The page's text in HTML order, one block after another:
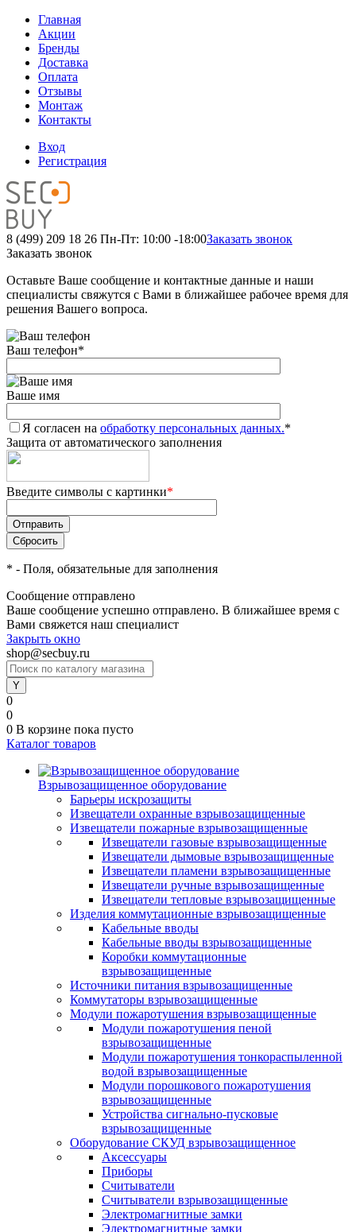
Главная
Акции
Бренды
Доставка
Оплата
Отзывы
Монтаж
Контакты
Вход
Регистрация
8 (499) 209 18 26 Пн-Пт: 10:00 -18:00Заказать звонок
Заказать звонок
Оставьте Ваше сообщение и контактные данные и наши
специалисты свяжутся с Вами в ближайшее рабочее время для
решения Вашего вопроса.
Ваш телефон*
Ваше имя
Я согласен на обработку персональных данных.*
Защита от автоматического заполнения
Введите символы с картинки*
* - Поля, обязательные для заполнения
Сообщение отправлено
Ваше сообщение успешно отправлено. В ближайшее время с
Вами свяжется наш специалист
Закрыть окно
shop@secbuy.ru
0
0
0 В корзине пока пусто
Каталог товаров
Взрывозащищенное оборудование
Барьеры искрозащиты
Извещатели охранные взрывозащищенные
Извещатели пожарные взрывозащищенные
Извещатели газовые взрывозащищенные
Извещатели дымовые взрывозащищенные
Извещатели пламени взрывозащищенные
Извещатели ручные взрывозащищенные
Извещатели тепловые взрывозащищенные
Изделия коммутационные взрывозащищенные
Кабельные вводы
Кабельные вводы взрывозащищенные
Коробки коммутационные
взрывозащищенные
Источники питания взрывозащищенные
Коммутаторы взрывозащищенные
Модули пожаротушения взрывозащищенные
Модули пожаротушения пеной
взрывозащищенные
Модули пожаротушения тонкораспыленной
водой взрывозащищенные
Модули порошкового пожаротушения
взрывозащищенные
Устройства сигнально-пусковые
взрывозащищенные
Оборудование СКУД взрывозащищенное
Аксессуары
Приборы
Считыватели
Считыватели взрывозащищенные
Электромагнитные замки
Электромагнитные замки